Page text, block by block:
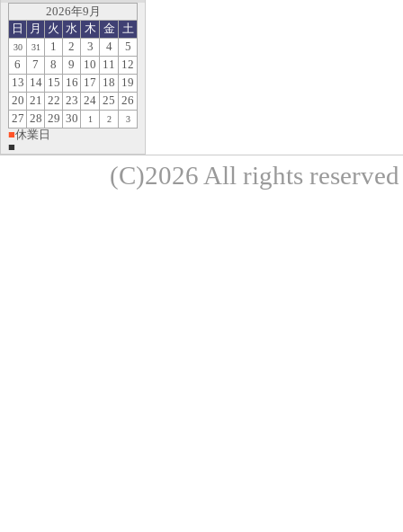
2026年9月
日
月 火 水 木 金 土
30 31 1 2 3 4
5
6
7 8 9 10 11
12
13 14 15 16 17 18 19
20 21 22 23 24 25 26
27 28 29 30 1 2 3
■休業日
■
(C)2026 All rights